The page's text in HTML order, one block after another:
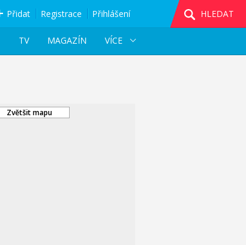
Přidat Registrace Přihlášení
HLEDAT
VÍCE
MAGAZÍN
TV
Zvětšit mapu